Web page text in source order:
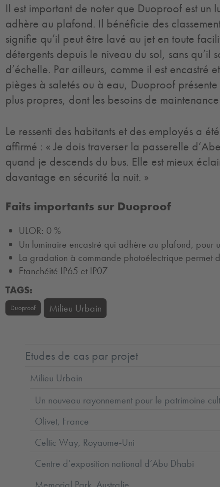
Il est important de noter que Duoproof est un
adhère au plafond. Il bénéficie des
signifie qu’il peut être lavé au jet en toute
détergents depuis le niveau du sol, sans qu’il
d’échelle. Par ailleurs, comme il est encastré
pièges à saletés ou à eau, Duoproof présente
plus propres, dont les besoins de
Le ressenti des habitants et des employés a
affirmé : « Je dois traverser la passerelle
quand je descends du bus. Elle est mieux
davantage en sécurité la nuit. »
Faits importants sur Duoproof
ULOR: 0 %
Un luminaire encastré qui adhère au plafond, pour
La gradation à commande photoélectrique permet
Etanchéité IP65 et IP07
TAGS:
Duoproof Milieu Urbain
Etudes de cas par projet
Milieu Urbain
Un nouveau rayonnement pour le patrimoine
Olivet, France
Celtic Way, Royaume-Uni
Centre d’exposition national d’Abu Dhabi